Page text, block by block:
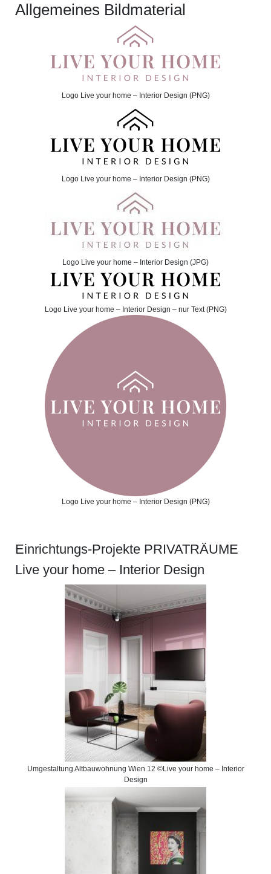
Allgemeines Bildmaterial
Logo Live your home – Interior Design (PNG)
Logo Live your home – Interior Design (PNG)
Logo Live your home – Interior Design (JPG)
Logo Live your home – Interior Design – nur Text (PNG)
Logo Live your home – Interior Design (PNG)
Einrichtungs-Projekte PRIVATRÄUME
Live your home – Interior Design
Umgestaltung Altbauwohnung Wien 12 ©Live your home – Interior
Design